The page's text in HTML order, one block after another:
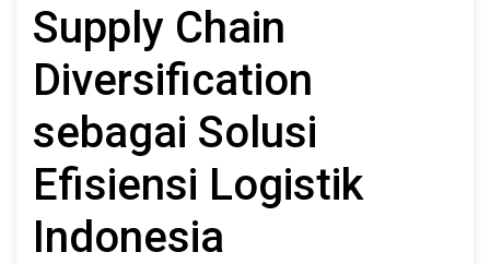
Supply Chain
Diversification
sebagai Solusi
Efisiensi Logistik
Indonesia